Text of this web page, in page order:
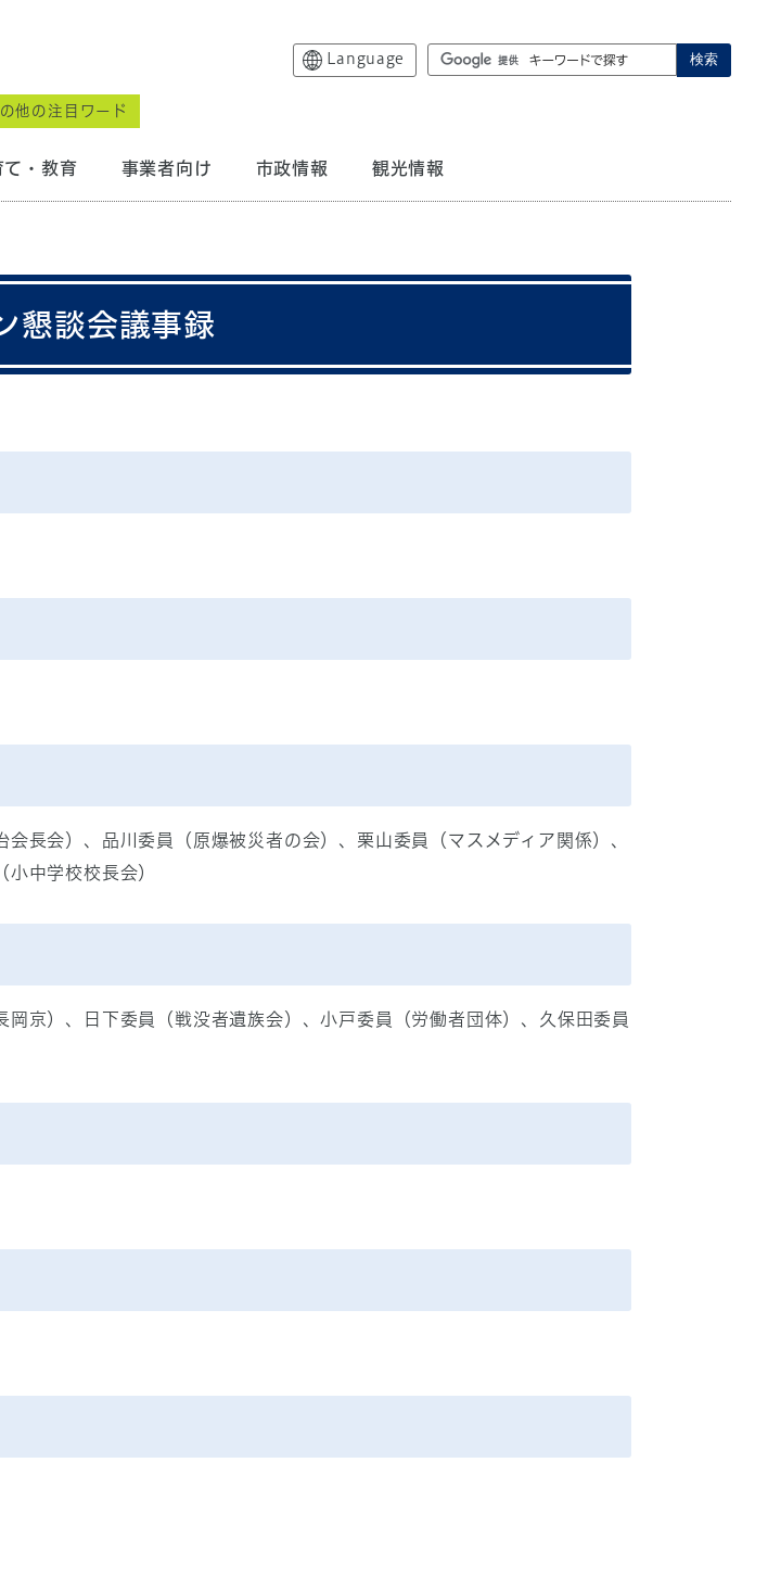
Language 検索
他の注目ワード
て・教育 事業者向け 市政情報 観光情報
懇談会議事録
長会）、品川委員（原爆被災者の会）、栗山委員（マスメディア関係）、
中学校校長会）
京）、日下委員（戦没者遺族会）、小戸委員（労働者団体）、久保田委員